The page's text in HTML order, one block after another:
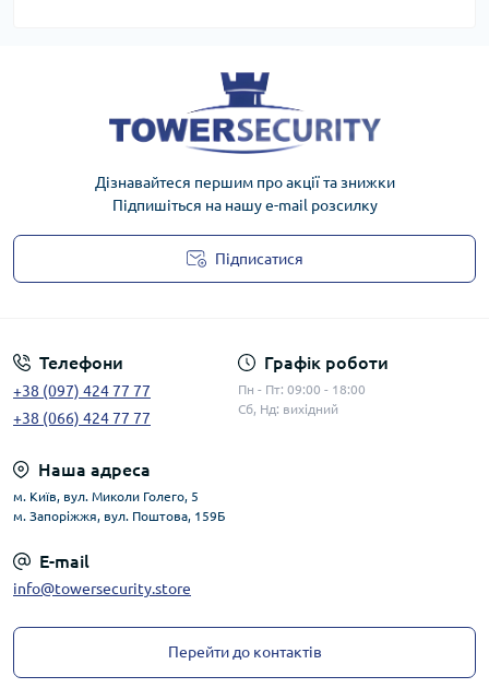
Дізнавайтеся першим про акції та знижки
Підпишіться на нашу e-mail розсилку
Підписатися
Телефони
+38 (097) 424 77 77
+38 (066) 424 77 77
Графік роботи
Пн - Пт: 09:00 - 18:00
Сб, Нд: вихідний
Наша адреса
м. Київ, вул. Миколи Голего, 5
м. Запоріжжя, вул. Поштова, 159Б
E-mail
info@towersecurity.store
Перейти до контактів